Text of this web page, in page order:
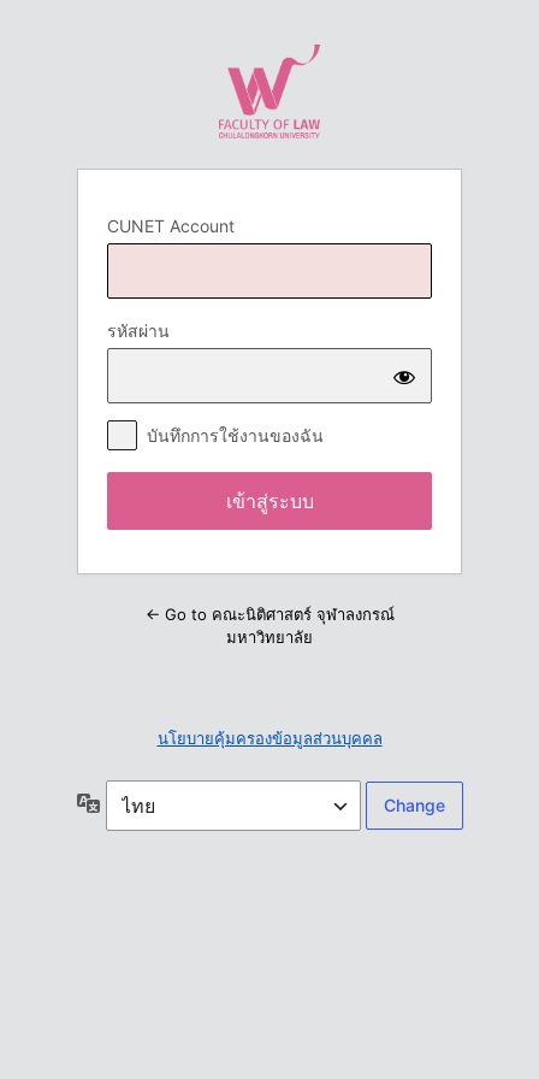
CUNET Account
รหัสผ่าน
บันทึกการใช้งานของฉัน
← Go to คณะนิติศาสตร์ จุฬาลงกรณ์
มหาวิทยาลัย
นโยบายคุ้มครองข้อมูลส่วนบุคคล
ภาษา